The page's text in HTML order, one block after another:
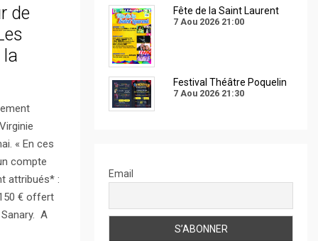
de
la
« En ces
compte
attribués* :
€ offert
A
Fête de la Saint Laurent
7 Aou 2026 21:00
Festival Théâtre Poquelin
7 Aou 2026 21:30
Email